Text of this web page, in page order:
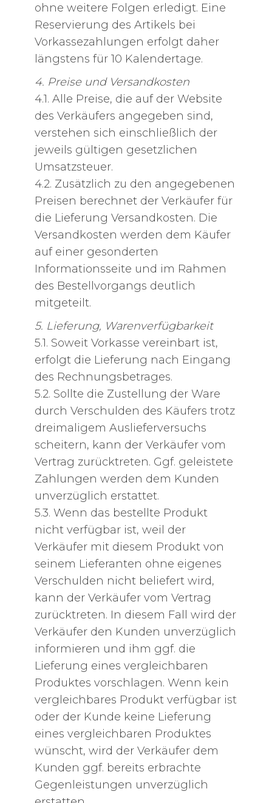
ohne weitere Folgen erledigt. Eine
Reservierung des Artikels bei
Vorkassezahlungen erfolgt daher
längstens für 10 Kalendertage.
4. Preise und Versandkosten
4.1. Alle Preise, die auf der Website
des Verkäufers angegeben sind,
verstehen sich einschließlich der
jeweils gültigen gesetzlichen
Umsatzsteuer.
4.2. Zusätzlich zu den angegebenen
Preisen berechnet der Verkäufer für
die Lieferung Versandkosten. Die
Versandkosten werden dem Käufer
auf einer gesonderten
Informationsseite und im Rahmen
des Bestellvorgangs deutlich
mitgeteilt.
5. Lieferung, Warenverfügbarkeit
5.1. Soweit Vorkasse vereinbart ist,
erfolgt die Lieferung nach Eingang
des Rechnungsbetrages.
5.2. Sollte die Zustellung der Ware
durch Verschulden des Käufers trotz
dreimaligem Auslieferversuchs
scheitern, kann der Verkäufer vom
Vertrag zurücktreten. Ggf. geleistete
Zahlungen werden dem Kunden
unverzüglich erstattet.
5.3. Wenn das bestellte Produkt
nicht verfügbar ist, weil der
Verkäufer mit diesem Produkt von
seinem Lieferanten ohne eigenes
Verschulden nicht beliefert wird,
kann der Verkäufer vom Vertrag
zurücktreten. In diesem Fall wird der
Verkäufer den Kunden unverzüglich
informieren und ihm ggf. die
Lieferung eines vergleichbaren
Produktes vorschlagen. Wenn kein
vergleichbares Produkt verfügbar ist
oder der Kunde keine Lieferung
eines vergleichbaren Produktes
wünscht, wird der Verkäufer dem
Kunden ggf. bereits erbrachte
Gegenleistungen unverzüglich